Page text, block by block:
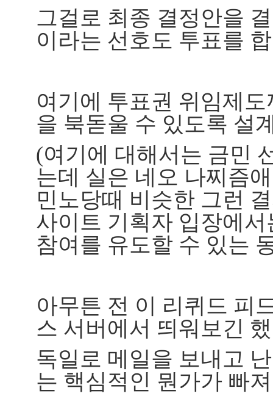
그걸로 최종 결정안을
이라는 선호도 투표를
여기에 투표권 위임제
을 북돋울 수 있도록 설
(여기에 대해서는 금민
는데 실은 네오 나찌즘
민노당때 비슷한 그런
사이트 기획자 입장에
참여를 유도할 수 있는
아무튼 전 이 리퀴드 피
스 서버에서 띄워보긴
독일로 메일을 보내고
는 핵심적인 뭔가가 빠